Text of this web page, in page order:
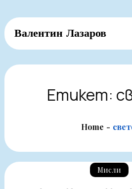
Skip
to
content
Валентин Лазаров
Етикет:
Home
Мисли